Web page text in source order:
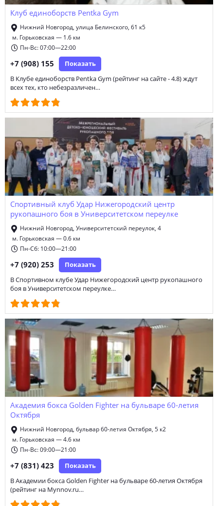
Клуб единоборств Pentka Gym
Нижний Новгород, улица Белинского, 61 к5
м. Горьковская — 1.6 км
Пн-Вс: 07:00—22:00
+7 (908) 155 Показать
В Клубе единоборств Pentka Gym (рейтинг на сайте - 4.8) ждут
всех тех, кто небезразличен…
Спортивный клуб Удар Нижегородский центр
рукопашного боя в Университетском переулке
Нижний Новгород, Университетский переулок, 4
м. Горьковская — 0.6 км
Пн-Сб: 10:00—21:00
+7 (920) 253 Показать
В Спортивном клубе Удар Нижегородский центр рукопашного
боя в Университетском переулке…
Академия бокса Golden Fighter на бульваре 60-летия
Октября
Нижний Новгород, бульвар 60-летия Октября, 5 к2
м. Горьковская — 4.6 км
Пн-Вс: 09:00—21:00
+7 (831) 423 Показать
В Академии бокса Golden Fighter на бульваре 60-летия Октября
(рейтинг на Mynnov.ru…